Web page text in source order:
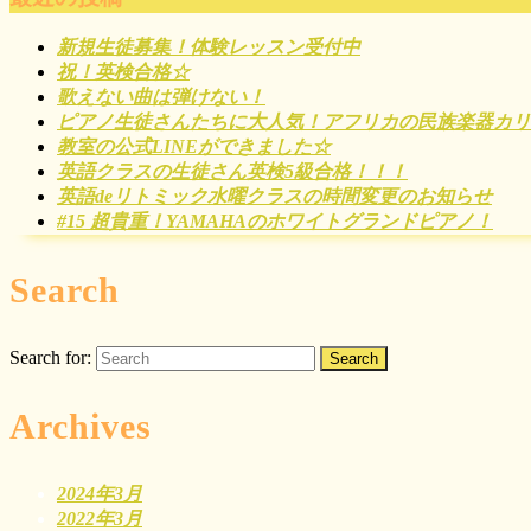
新規生徒募集！体験レッスン受付中
祝！英検合格☆
歌えない曲は弾けない！
ピアノ生徒さんたちに大人気！アフリカの民族楽器カ
教室の公式LINEができました☆
英語クラスの生徒さん英検5級合格！！！
英語deリトミック水曜クラスの時間変更のお知らせ
#15 超貴重！YAMAHAのホワイトグランドピアノ！
Search
Search for:
Archives
2024年3月
2022年3月